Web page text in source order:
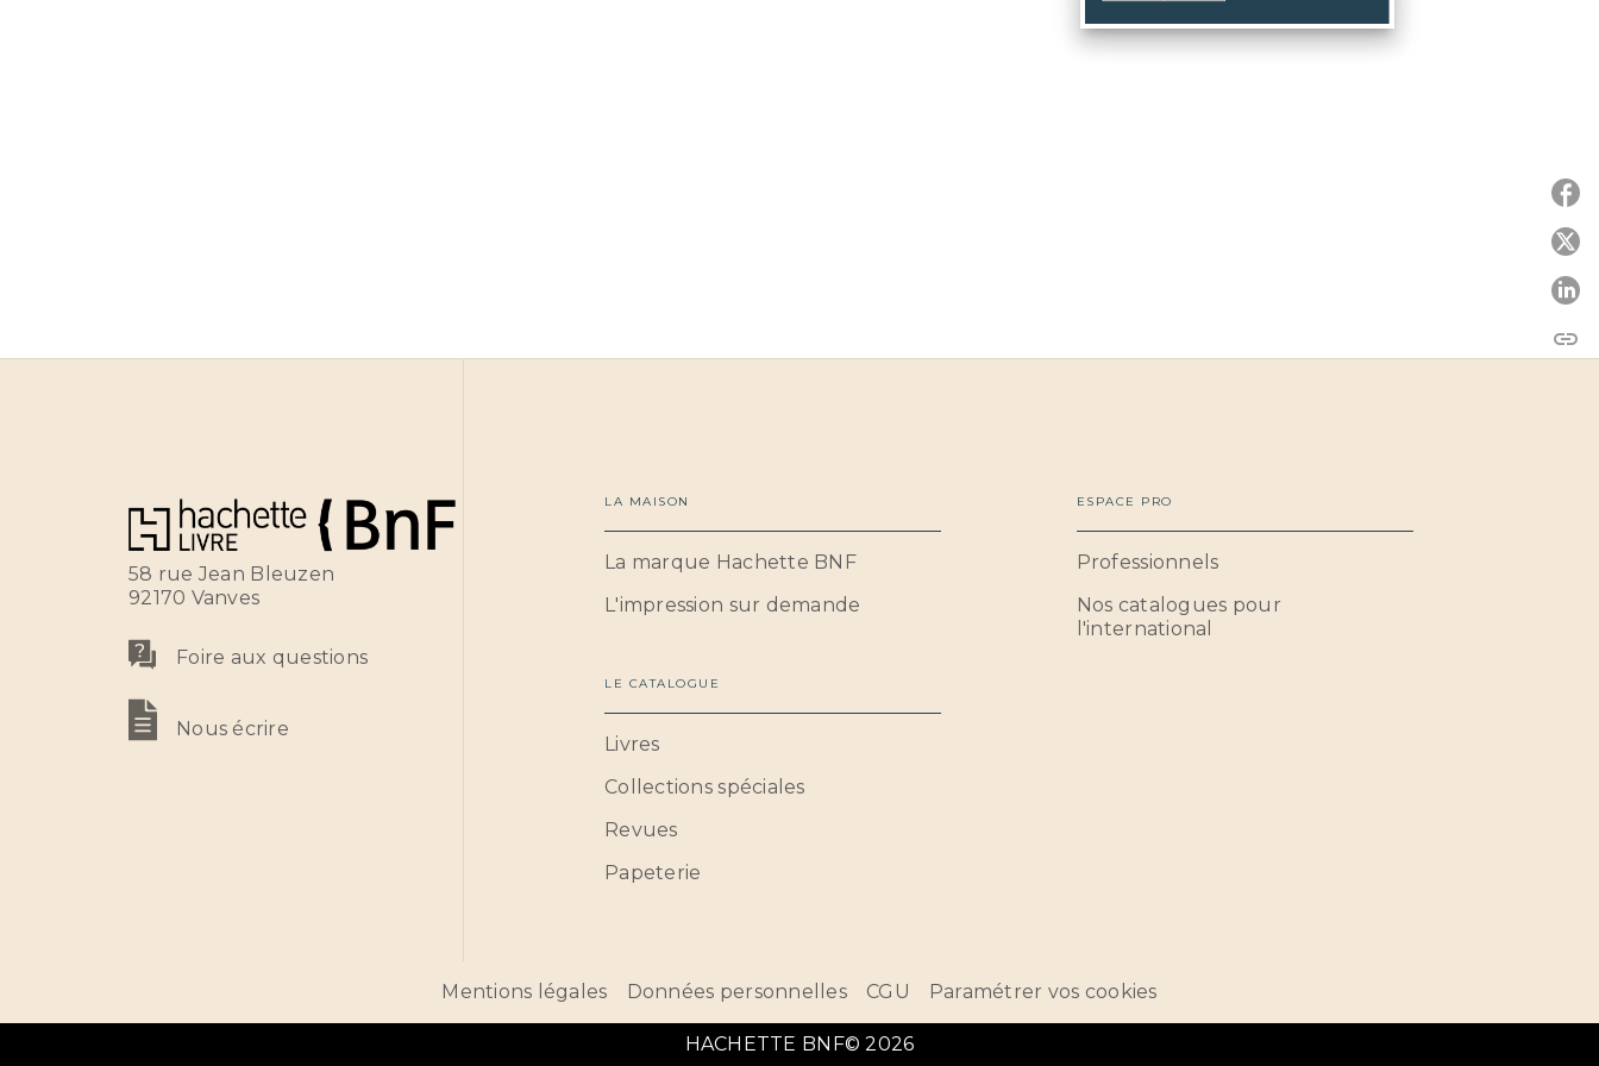
link
58 rue Jean Bleuzen
92170 Vanves
Foire aux questions
Nous écrire
LA MAISON
La marque Hachette BNF
L'impression sur demande
LE CATALOGUE
Livres
Collections spéciales
Revues
Papeterie
ESPACE PRO
Professionnels
Nos catalogues pour
l'international
Mentions légales Données personnelles CGU Paramétrer vos cookies
HACHETTE BNF© 2026